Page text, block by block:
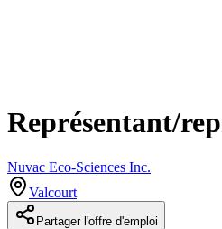
Représentant/
Nuvac Eco-Sciences Inc.
Valcourt
Partager l'offre d'emploi